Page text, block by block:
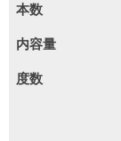
本数
内容量
度数